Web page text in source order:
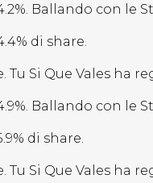
Ballando con le
di share.
Tu Si Que Vales ha
Ballando con le
di share.
Tu Si Que Vales ha